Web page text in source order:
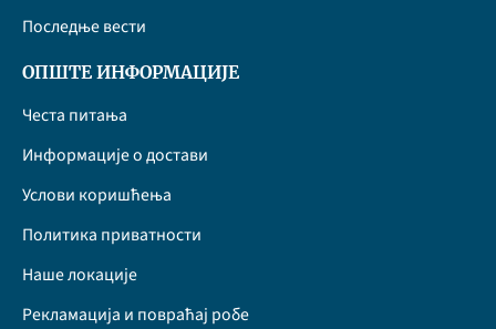
Последње вести
ОПШТЕ ИНФОРМАЦИЈЕ
Честа питања
Информације о достави
Услови коришћења
Политика приватности
Наше локације
Рекламација и повраћај робе